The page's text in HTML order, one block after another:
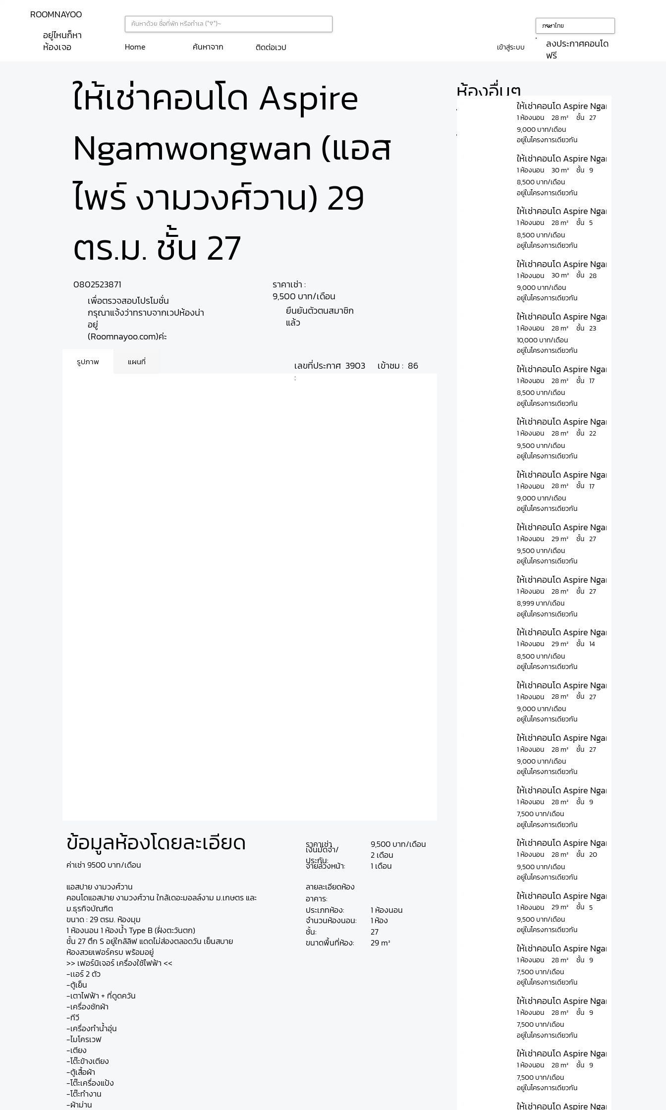
ติดต่อเวป
Home ค้นหาจาก เข้าสู่ระบบ
ลงประกาศคอนโด
ฟรี
ROOMNAYOO
อยู่ไหนก็หา
ห้องเจอ
ให้เช่าคอนโด Aspire
Ngamwongwan (แอส
ไพร์ งามวงศ์วาน) 29
ตร.ม. ชั้น 27
0802523871
เพื่อตรวจสอบโปรโมชั่น
กรุณาแจ้งว่าทราบจากเวปห้องน่า
อยู่
(Roomnayoo.com)ค่ะ
ราคาเช่า :
9,500 บาท/เดือน
ยืนยันตัวตนสมาชิก
แล้ว
รูปภาพ แผนที่
เลขที่ประกาศ
:
3903 เข้าชม : 86
ข้อมูลห้องโดยละเอียด
ค่าเช่า 9500 บาท/เดือน
แอสปาย งามวงศ์วาน
คอนโดแอสปาย งามวงศ์วาน ใกล้เดอะมอลล์งาม ม.เกษตร และ
ม.ธุรกิจบัณฑิต
ขนาด : 29 ตรม. ห้องมุม
1 ห้องนอน 1 ห้องน้ำ Type B (ฝั่งตะวันตก)
ชั้น 27 ตึก S อยู่ใกล้ลิฟ แดดไม่ส่องตลอดวัน เย็นสบาย
ห้องสวยเฟอร์ครบ พร้อมอยู่
>> เฟอร์นิเจอร์ เครื่องใช้ไฟฟ้า <<
-เเอร์ 2 ตัว
-ตู้เย็น
-เตาไฟฟ้า + ที่ดูดควัน
-เครื่องชักผ้า
-ทีวี
-เครื่องทำน้ำอุ่น
-ไมโครเวฟ
-เตียง
-โต๊ะข้างเตียง
-ตู้เสื้อผ้า
-โต๊ะเครื่องแป้ง
-โต๊ะทำงาน
-ผ้าม่าน
ลายละเอียดห้อง
อาคาร:
ประเภทห้อง:
จำนวนห้องนอน:
ชั้น:
ขนาดพื้นที่ห้อง:
1 ห้องนอน
1
27
29 m²
ห้อง
ราคาเช่า
เงินมัดจำ/
ประกัน:
จ่ายล่วงหน้า:
9,500 บาท/เดือน
2 เดือน
1 เดือน
ห้องอื่นๆ
ใน
โครงการ
ให้เช่าคอนโด Aspire Ngamwongwan แ
1 ห้องนอน
9,000 บาท/เดือน
ชั้น
28 m² 27
อยู่ในโครงการเดียวกัน
ให้เช่าคอนโด Aspire Ngamwongwan แ
1 ห้องนอน
8,500 บาท/เดือน
ชั้น
30 m² 9
อยู่ในโครงการเดียวกัน
ให้เช่าคอนโด Aspire Ngamwongwan แ
1 ห้องนอน
8,500 บาท/เดือน
ชั้น
28 m² 5
อยู่ในโครงการเดียวกัน
ให้เช่าคอนโด Aspire Ngamwongwan แ
1 ห้องนอน
9,000 บาท/เดือน
ชั้น
30 m² 28
อยู่ในโครงการเดียวกัน
ให้เช่าคอนโด Aspire Ngamwongwan แ
1 ห้องนอน
10,000 บาท/เดือน
ชั้น
28 m² 23
อยู่ในโครงการเดียวกัน
ให้เช่าคอนโด Aspire Ngamwongwan แ
1 ห้องนอน
8,500 บาท/เดือน
ชั้น
28 m² 17
อยู่ในโครงการเดียวกัน
ให้เช่าคอนโด Aspire Ngamwongwan แ
1 ห้องนอน
9,500 บาท/เดือน
ชั้น
28 m² 22
อยู่ในโครงการเดียวกัน
ให้เช่าคอนโด Aspire Ngamwongwan แ
1 ห้องนอน
9,000 บาท/เดือน
ชั้น
28 m² 17
อยู่ในโครงการเดียวกัน
ให้เช่าคอนโด Aspire Ngamwongwan แ
1 ห้องนอน
9,500 บาท/เดือน
ชั้น
29 m² 27
อยู่ในโครงการเดียวกัน
ให้เช่าคอนโด Aspire Ngamwongwan แ
1 ห้องนอน
8,999 บาท/เดือน
ชั้น
28 m² 27
อยู่ในโครงการเดียวกัน
ให้เช่าคอนโด Aspire Ngamwongwan แ
1 ห้องนอน
8,500 บาท/เดือน
ชั้น
29 m² 14
อยู่ในโครงการเดียวกัน
ให้เช่าคอนโด Aspire Ngamwongwan แ
1 ห้องนอน
9,000 บาท/เดือน
ชั้น
28 m² 27
อยู่ในโครงการเดียวกัน
ให้เช่าคอนโด Aspire Ngamwongwan แ
1 ห้องนอน
9,000 บาท/เดือน
ชั้น
28 m² 27
อยู่ในโครงการเดียวกัน
ให้เช่าคอนโด Aspire Ngamwongwan แ
1 ห้องนอน
7,500 บาท/เดือน
ชั้น
28 m² 9
อยู่ในโครงการเดียวกัน
ให้เช่าคอนโด Aspire Ngamwongwan แ
1 ห้องนอน
9,500 บาท/เดือน
ชั้น
28 m² 20
อยู่ในโครงการเดียวกัน
ให้เช่าคอนโด Aspire Ngamwongwan แ
1 ห้องนอน
9,500 บาท/เดือน
ชั้น
29 m² 5
อยู่ในโครงการเดียวกัน
ให้เช่าคอนโด Aspire Ngamwongwan แ
1 ห้องนอน
7,500 บาท/เดือน
ชั้น
28 m² 9
อยู่ในโครงการเดียวกัน
ให้เช่าคอนโด Aspire Ngamwongwan แ
1 ห้องนอน
7,500 บาท/เดือน
ชั้น
28 m² 9
อยู่ในโครงการเดียวกัน
ให้เช่าคอนโด Aspire Ngamwongwan แ
1 ห้องนอน
7,500 บาท/เดือน
ชั้น
28 m² 9
อยู่ในโครงการเดียวกัน
ให้เช่าคอนโด Aspire Ngamwongwan แ